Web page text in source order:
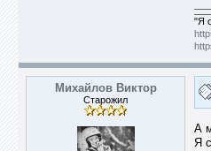
"Я
Михайлов Виктор
Старожил
А
Я